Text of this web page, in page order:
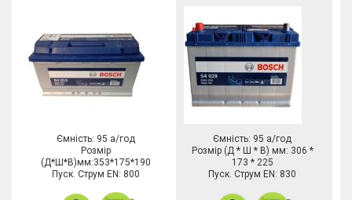
Ємність: 95 а/год
Розмір
(Д*Ш*В)мм:353*175*190
Пуск. Струм EN: 800
Ємність: 95 а/год
Розмір (Д * Ш * В) мм: 306 *
173 * 225
Пуск. Струм EN: 830